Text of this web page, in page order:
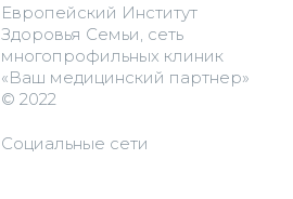
Европейский Институт
Здоровья Семьи, сеть
многопрофильных клиник
«Ваш медицинский партнер»
© 2022
Социальные сети